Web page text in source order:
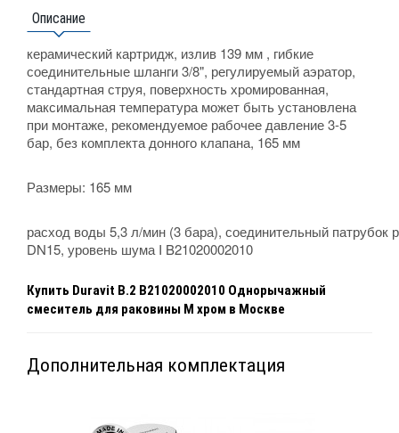
Описание
керамический картридж, излив 139 мм , гибкие
соединительные шланги 3/8", регулируемый аэратор,
стандартная струя, поверхность хромированная,
максимальная температура может быть установлена
при монтаже, рекомендуемое рабочее давление 3-5
бар, без комплекта донного клапана, 165 мм
Размеры: 165 мм
расход воды 5,3 л/мин (3 бара), соединительный патрубок
DN15, уровень шума I B21020002010
Купить Duravit B.2 B21020002010 Однорычажный
смеситель для раковины M хром в Москве
Дополнительная комплектация